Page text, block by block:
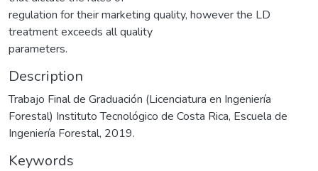
regulation for their marketing quality, however the LD
treatment exceeds all quality
parameters.
Description
Trabajo Final de Graduación (Licenciatura en Ingeniería
Forestal) Instituto Tecnológico de Costa Rica, Escuela de
Ingeniería Forestal, 2019.
Keywords